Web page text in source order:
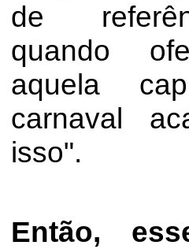
de
quando
aquela
carnaval
isso".
Então,